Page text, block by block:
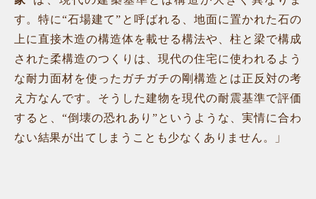
す。特に“石場建て”と呼ばれる、地面に置かれた石の
上に直接木造の構造体を載せる構法や、柱と梁で構成
された柔構造のつくりは、現代の住宅に使われるよう
な耐力面材を使ったガチガチの剛構造とは正反対の考
え方なんです。そうした建物を現代の耐震基準で評価
すると、“倒壊の恐れあり”というような、実情に合わ
ない結果が出てしまうことも少なくありません。」